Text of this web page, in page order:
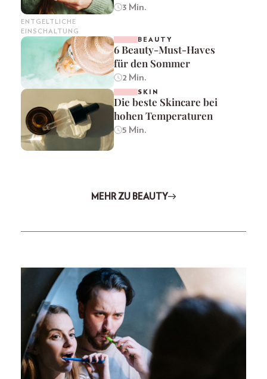
ENTGELTLICHE
EINSCHALTUNG
3 Min.
BEAUTY
6 Beauty-Must-Haves
für den Sommer
2 Min.
SKIN
Die beste Skincare bei
hohen Temperaturen
5 Min.
MEHR ZU BEAUTY